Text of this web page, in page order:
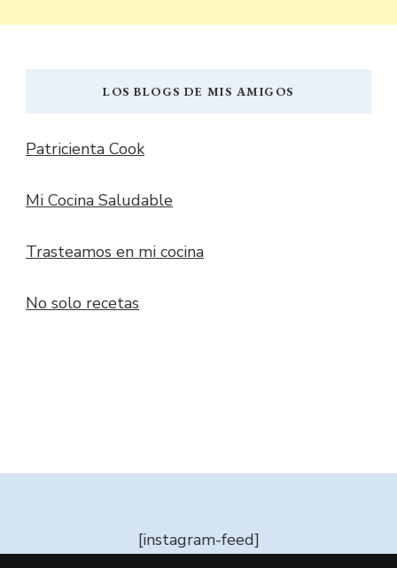
LOS BLOGS DE MIS AMIGOS
Patricienta Cook
Mi Cocina Saludable
Trasteamos en mi cocina
No solo recetas
[instagram-feed]